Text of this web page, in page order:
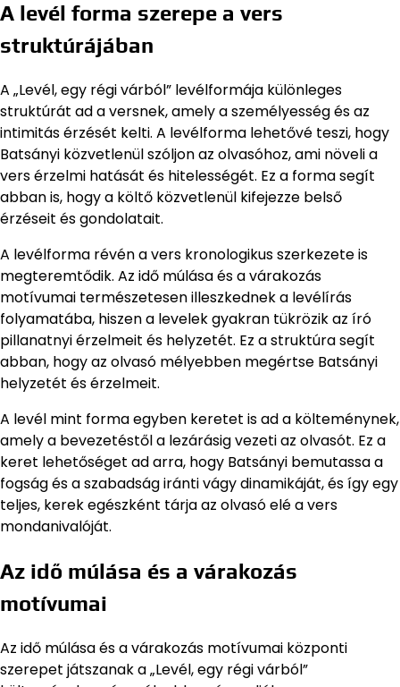
A levél forma szerepe a vers
struktúrájában
A „Levél, egy régi várból” levélformája különleges
struktúrát ad a versnek, amely a személyesség és az
intimitás érzését kelti. A levélforma lehetővé teszi, hogy
Batsányi közvetlenül szóljon az olvasóhoz, ami növeli a
vers érzelmi hatását és hitelességét. Ez a forma segít
abban is, hogy a költő közvetlenül kifejezze belső
érzéseit és gondolatait.
A levélforma révén a vers kronologikus szerkezete is
megteremtődik. Az idő múlása és a várakozás
motívumai természetesen illeszkednek a levélírás
folyamatába, hiszen a levelek gyakran tükrözik az író
pillanatnyi érzelmeit és helyzetét. Ez a struktúra segít
abban, hogy az olvasó mélyebben megértse Batsányi
helyzetét és érzelmeit.
A levél mint forma egyben keretet is ad a költeménynek,
amely a bevezetéstől a lezárásig vezeti az olvasót. Ez a
keret lehetőséget ad arra, hogy Batsányi bemutassa a
fogság és a szabadság iránti vágy dinamikáját, és így egy
teljes, kerek egészként tárja az olvasó elé a vers
mondanivalóját.
Az idő múlása és a várakozás
motívumai
Az idő múlása és a várakozás motívumai központi
szerepet játszanak a „Levél, egy régi várból”